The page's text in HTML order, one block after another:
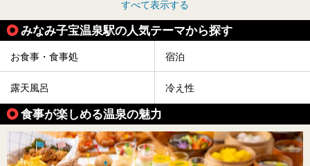
すべて表示する
みなみ子宝温泉駅の人気テーマから探す
お食事・食事処 宿泊
露天風呂 冷え性
食事が楽しめる温泉の魅力